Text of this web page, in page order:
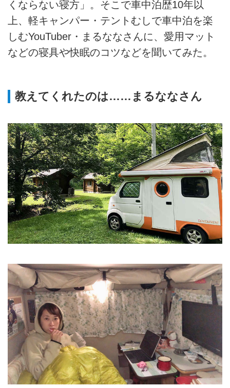
くならない寝方」。そこで車中泊歴10年以
上、軽キャンパー・テントむしで車中泊を楽
しむYouTuber・まるななさんに、愛用マット
などの寝具や快眠のコツなどを聞いてみた。
教えてくれたのは……まるななさん